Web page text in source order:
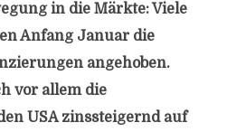
in die Märkte: Viele
Anfang Januar die
angehoben.
vor allem die
USA zinssteigernd auf